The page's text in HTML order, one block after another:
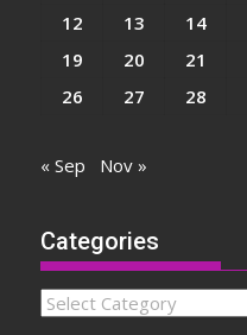
12
13 14
19
20 21
26
27 28
« Sep Nov »
Categories
Categories